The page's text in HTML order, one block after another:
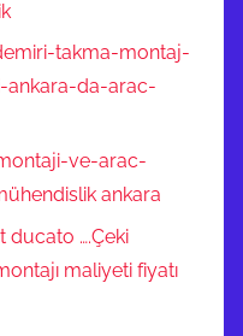
takma-montaj-
ankara-da-arac-
ve-arac-
ankara
ducato ….Çeki
maliyeti fiyatı